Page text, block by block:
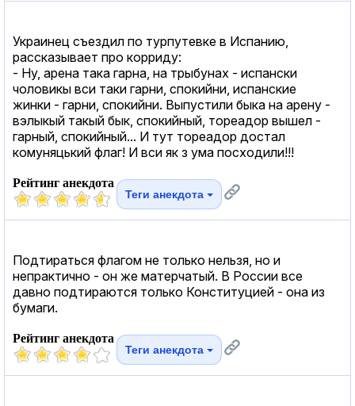
Украинец съездил по турпутевке в Испанию,
рассказывает про корриду:
- Ну, арена така гарна, на трыбунах - испански
чоловикы вси таки гарни, спокийни, испанские
жинки - гарни, спокийни. Выпустили быка на арену -
вэлыкый такый бык, спокийный, тореадор вышел -
гарный, спокийный... И тут тореадор достал
комуняцький флаг! И вси як з ума посходили!!!
Рейтинг анекдота
Теги анекдота
Подтираться флагом не только нельзя, но и
непрактично - он же матерчатый. В России все
давно подтираются только Конституцией - она из
бумаги.
Рейтинг анекдота
Теги анекдота